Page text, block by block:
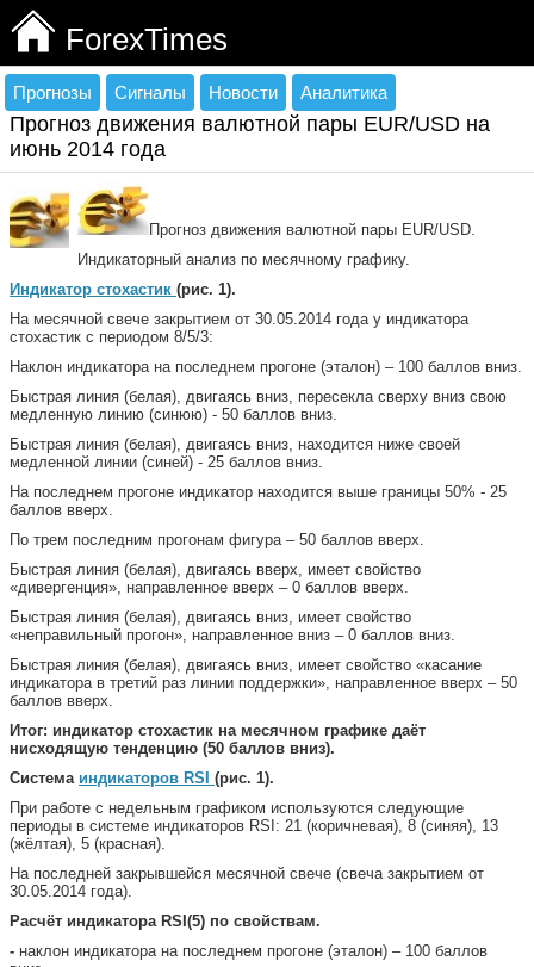
ForexTimes
Прогнозы Сигналы Новости Аналитика
Прогноз движения валютной пары EUR/USD на
июнь 2014 года
Прогноз движения валютной пары EUR/USD.
Индикаторный анализ по месячному графику.
Индикатор стохастик (рис. 1).
На месячной свече закрытием от 30.05.2014 года у индикатора
стохастик с периодом 8/5/3:
Наклон индикатора на последнем прогоне (эталон) – 100 баллов вниз.
Быстрая линия (белая), двигаясь вниз, пересекла сверху вниз свою
медленную линию (синюю) - 50 баллов вниз.
Быстрая линия (белая), двигаясь вниз, находится ниже своей
медленной линии (синей) - 25 баллов вниз.
На последнем прогоне индикатор находится выше границы 50% - 25
баллов вверх.
По трем последним прогонам фигура – 50 баллов вверх.
Быстрая линия (белая), двигаясь вверх, имеет свойство
«дивергенция», направленное вверх – 0 баллов вверх.
Быстрая линия (белая), двигаясь вниз, имеет свойство
«неправильный прогон», направленное вниз – 0 баллов вниз.
Быстрая линия (белая), двигаясь вниз, имеет свойство «касание
индикатора в третий раз линии поддержки», направленное вверх – 50
баллов вверх.
Итог: индикатор стохастик на месячном графике даёт
нисходящую тенденцию (50 баллов вниз).
Система индикаторов RSI (рис. 1).
При работе с недельным графиком используются следующие
периоды в системе индикаторов RSI: 21 (коричневая), 8 (синяя), 13
(жёлтая), 5 (красная).
На последней закрывшейся месячной свече (свеча закрытием от
30.05.2014 года).
Расчёт индикатора RSI(5) по свойствам.
- наклон индикатора на последнем прогоне (эталон) – 100 баллов